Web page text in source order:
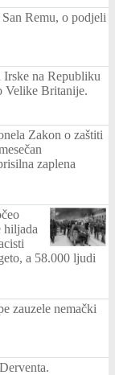
Remu, o podjeli
Irske na Republiku
Velike Britanije.
Zakon o zaštiti
zaplena
hiljada
a 58.000 ljudi
zauzele nemački